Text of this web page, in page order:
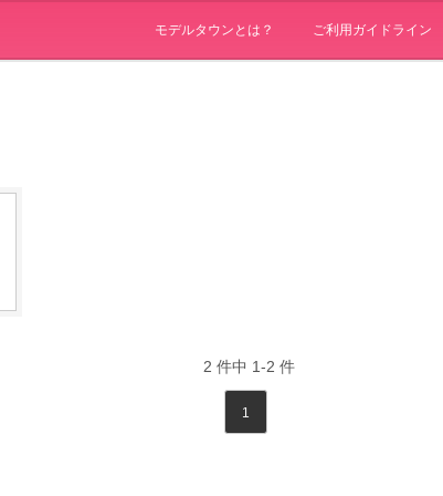
モデルタウンとは？ ご利用ガイドライン
2 件中 1-2 件
1